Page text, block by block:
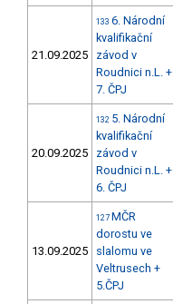
21.09.2025
133 6. Národní
kvalifikační
závod v
Roudnici n.L. +
7. ČPJ
20.09.2025
132 5. Národní
kvalifikační
závod v
Roudnici n.L. +
6. ČPJ
13.09.2025
127 MČR
dorostu ve
slalomu ve
Veltrusech +
5.ČPJ